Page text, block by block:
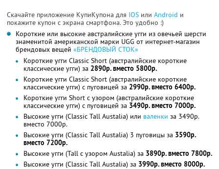
Скачайте приложение КупиКупона для IOS или Android и
покажите купон с экрана смартфона. Это удобно :)
Короткие или высокие австралийские угги из овечьей шерсти
знаменитой американской марки UGG от интернет-магазин
брендовых вещей «БРЕНДОВЫЙ СТОК»
Короткие угги Classic Short (австралийские короткие
классические угги) за 2890р. вместо 5800р.
Короткие угги Classic Short (австралийские короткие
классические угги) с пуговицей за 2990р. вместо 6400р.
Короткие угги Short с узором (австралийские короткие
классические угги) с пуговицей за 3490р. вместо 7000р.
Высокие угги (Classic Tall Austalia) или валенки за 3490р.
вместо 7000р.
Высокие угги (Classic Tall Austalia) 3 пуговицы за 3590р.
вместо 7200р.
Высокие угги (Tall с узором Austalia) за 3890р. вместо 7800р.
Высокие угги (Classic Tall Austalia) за 3990р. вместо 8000р.